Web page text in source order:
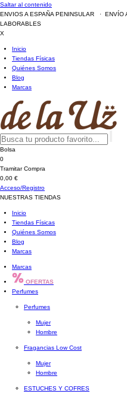
Saltar al contenido
ENVIOS A ESPAÑA PENINSULAR · ENVÍO
LABORABLES
X
Inicio
Tiendas Físicas
Quiénes Somos
Blog
Marcas
Bolsa
0
Tramitar Compra
0,00 €
Acceso/Registro
NUESTRAS TIENDAS
Inicio
Tiendas Físicas
Quiénes Somos
Blog
Marcas
Marcas
OFERTAS
Perfumes
Perfumes
Mujer
Hombre
Fragancias Low Cost
Mujer
Hombre
ESTUCHES Y COFRES